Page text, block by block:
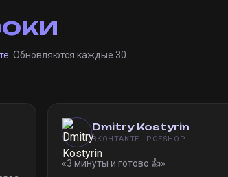
. Обновляются каждые 30
Dmitry Kostyrin
ВКОНТАКТЕ · POESHOP
«3 минуты и готово 👍»